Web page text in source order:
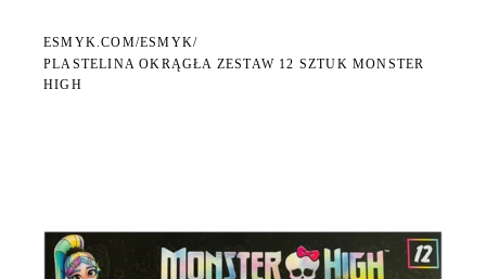
ESMYK.COM/ESMYK/
PLASTELINA OKRĄGŁA ZESTAW 12 SZTUK MONSTER
HIGH